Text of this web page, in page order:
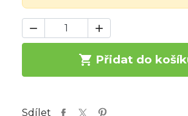
 
 Přidat do
Sdílet